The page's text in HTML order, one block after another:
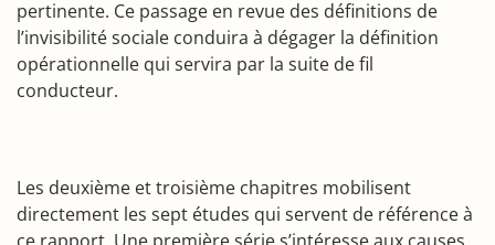
pertinente. Ce passage en revue des définitions de
l’invisibilité sociale conduira à dégager la définition
opérationnelle qui servira par la suite de fil
conducteur.
Les deuxième et troisième chapitres mobilisent
directement les sept études qui servent de référence à